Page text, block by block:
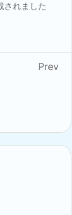
されました
Prev